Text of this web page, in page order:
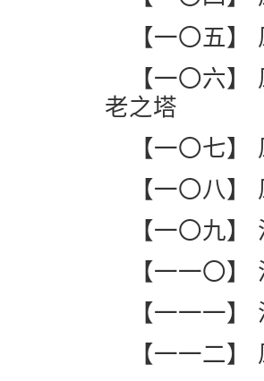
【一〇五
【一〇六
老之塔
【一〇七
【一〇八
【一〇九
【一一〇
【一一一
【一一二